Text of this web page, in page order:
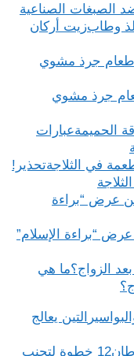
الصبغات الصناعية
زيت أركان
جرذ مشوي
عبارات
تحذير!
“براءة الإسلام”
ما هي
التين يعالج
12 خطوة لتجنب